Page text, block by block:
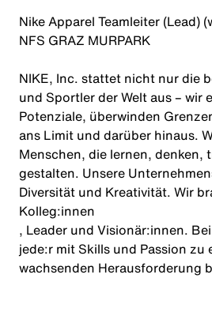
Nike Apparel Teamleiter (Lead)
NFS GRAZ MURPARK
NIKE, Inc. stattet nicht nur die
und Sportler der Welt aus – wir
Potenziale, überwinden
ans Limit und darüber hinaus.
Menschen, die lernen, denken,
gestalten. Unsere
Diversität und Kreativität. Wir
Kolleg:innen
, Leader und Visionär:innen.
jede:r mit Skills und Passion zu
wachsenden Herausforderung